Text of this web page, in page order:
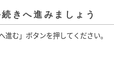
きへ進みましょう
む」ボタンを押してください。